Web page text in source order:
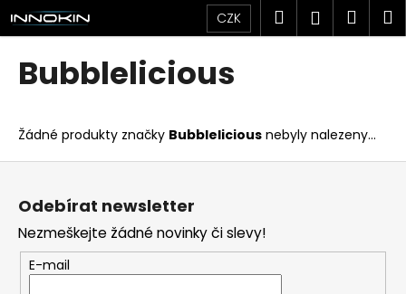
Přejít
na
obsah
CZK Hledat
Bubblelicious
Žádné produkty značky Bubblelicious nebyly nalezeny...
K
o
o
p
o
t
ř
e
b
Z
Odebírat newsletter
Nezmeškejte žádné novinky či slevy!
E-mail